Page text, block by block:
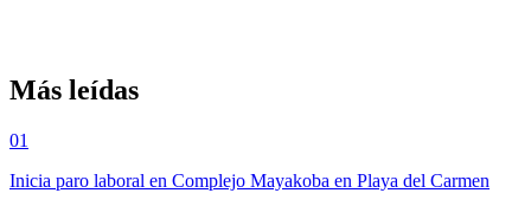
Más leídas
01
Inicia paro laboral en Complejo Mayakoba en Playa del Carmen